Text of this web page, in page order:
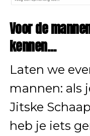
Voor de
kennen…
Laten we
mannen: als
Jitske
heb je iets